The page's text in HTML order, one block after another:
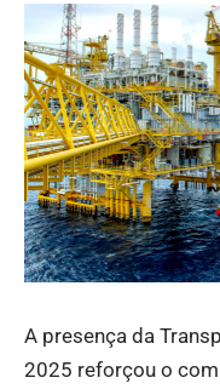
A presença da
2025 reforçou o